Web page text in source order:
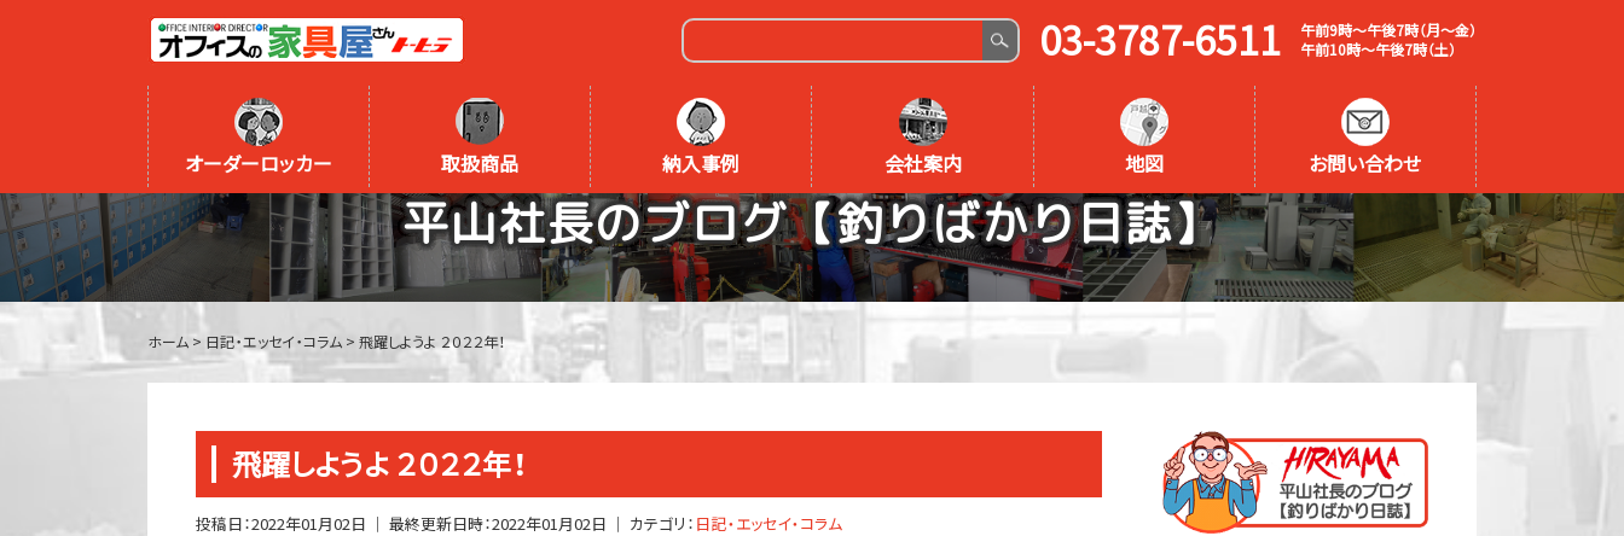
03-3787-6511
午前9時～午後7時（月～金）
午前10時～午後7時（土）
オーダーロッカー 取扱商品 納入事例 会社案内 地図 お問い合わせ
平山社長のブログ【釣りばかり日誌】
ホーム > 日記・エッセイ・コラム > 飛躍しようよ ２０２２年！
飛躍しようよ ２０２２年！
投稿日：2022年01月02日 ｜ 最終更新日時：2022年01月02日 ｜ カテゴリ： 日記・エッセイ・コラム